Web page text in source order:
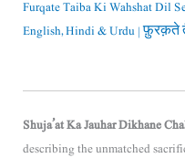
Furqate Taiba Ki Wahshat Dil
English, Hindi & Urdu |
Shuja’at Ka Jauhar Dikhane
describing the unmatched